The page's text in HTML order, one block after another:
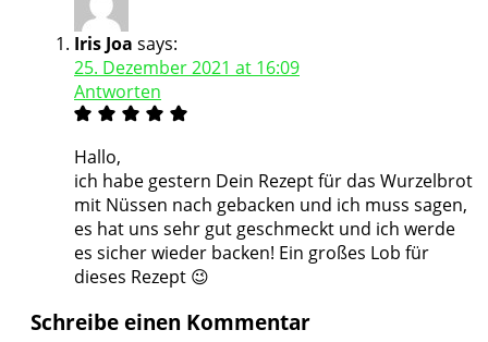
Iris Joa says:
25. Dezember 2021 at 16:09
Antworten
Hallo,
ich habe gestern Dein Rezept für das Wurzelbrot
mit Nüssen nach gebacken und ich muss sagen,
es hat uns sehr gut geschmeckt und ich werde
es sicher wieder backen! Ein großes Lob für
dieses Rezept 😉
Schreibe einen Kommentar